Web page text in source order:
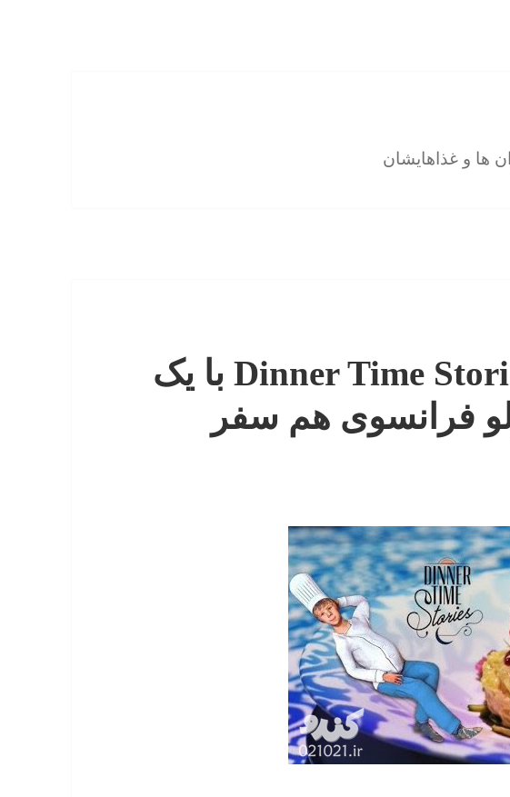
ها و غذاهایشان
در رستوران Dinner Time Stories با یک
فرانسوی هم سفر